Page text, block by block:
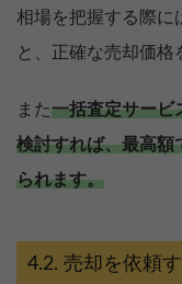
相場を把握する際に
と、正確な売却価格
また一括査定サービ
検討すれば、最高額
られます。
売却を依頼